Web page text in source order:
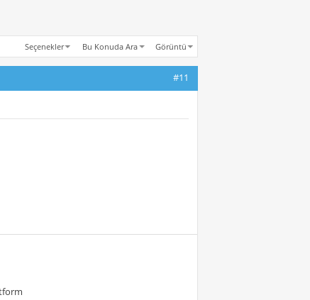
Seçenekler Bu Konuda Ara Görüntü
#11